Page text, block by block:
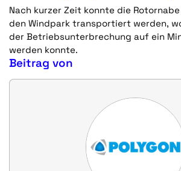
Nach kurzer Zeit konnte die
den Windpark transportiert werden,
der Betriebsunterbrechung auf ein
werden konnte.
Beitrag von